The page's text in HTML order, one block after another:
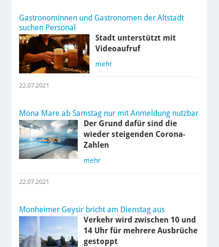
Gastronominnen und Gastronomen der Altstadt
suchen Personal
Stadt unterstützt mit
Videoaufruf
mehr
22.07.2021
Mona Mare ab Samstag nur mit Anmeldung nutzbar
Der Grund dafür sind die
wieder steigenden Corona-
Zahlen
mehr
22.07.2021
Monheimer Geysir bricht am Dienstag aus
Verkehr wird zwischen 10 und
14 Uhr für mehrere Ausbrüche
gestoppt